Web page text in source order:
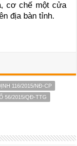
cơ chế một cửa
địa bàn tỉnh.
116/2015/NĐ-CP
56/2015/QĐ-TTG